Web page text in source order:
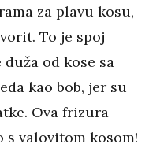
za plavu kosu,
To je spoj
od kose sa
kao bob, jer su
Ova frizura
s valovitom kosom!